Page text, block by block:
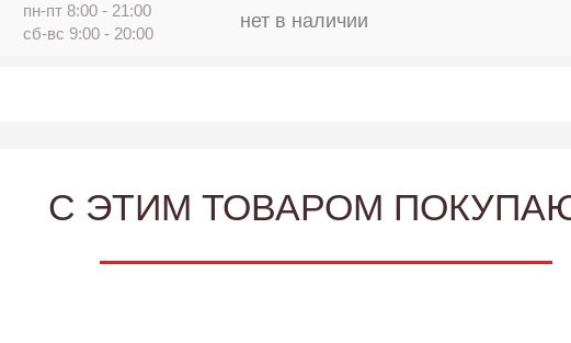
пн-пт 8:00 - 21:00
сб-вс 9:00 - 20:00
нет в наличии
C ЭТИМ ТОВАРОМ